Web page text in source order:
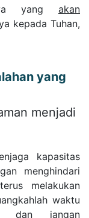
yang akan
kepada Tuhan,
yang
menjadi
kapasitas
menghindari
melakukan
waktu
dan jangan